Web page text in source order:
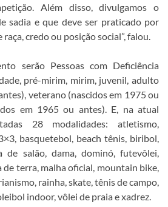
Além disso, divulgamos o
sadia e que deve ser praticado por
credo ou posição social”, falou.
serão Pessoas com Deficiência
pré-mirim, mirim, juvenil, adulto
veterano (nascidos em 1975 ou
em 1965 ou antes). E, na atual
28 modalidades: atletismo,
basquetebol, beach tênis, biribol,
de salão, dama, dominó, futevôlei,
de terra, malha oficial, mountain bike,
rainha, skate, tênis de campo,
indoor, vôlei de praia e xadrez.